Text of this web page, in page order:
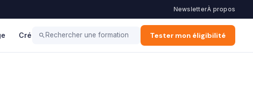
NewsletterÀ propos
Création d'Entreprise Alternance & Stage Vie Pro
Rechercher une formation Tester mon éligibilité